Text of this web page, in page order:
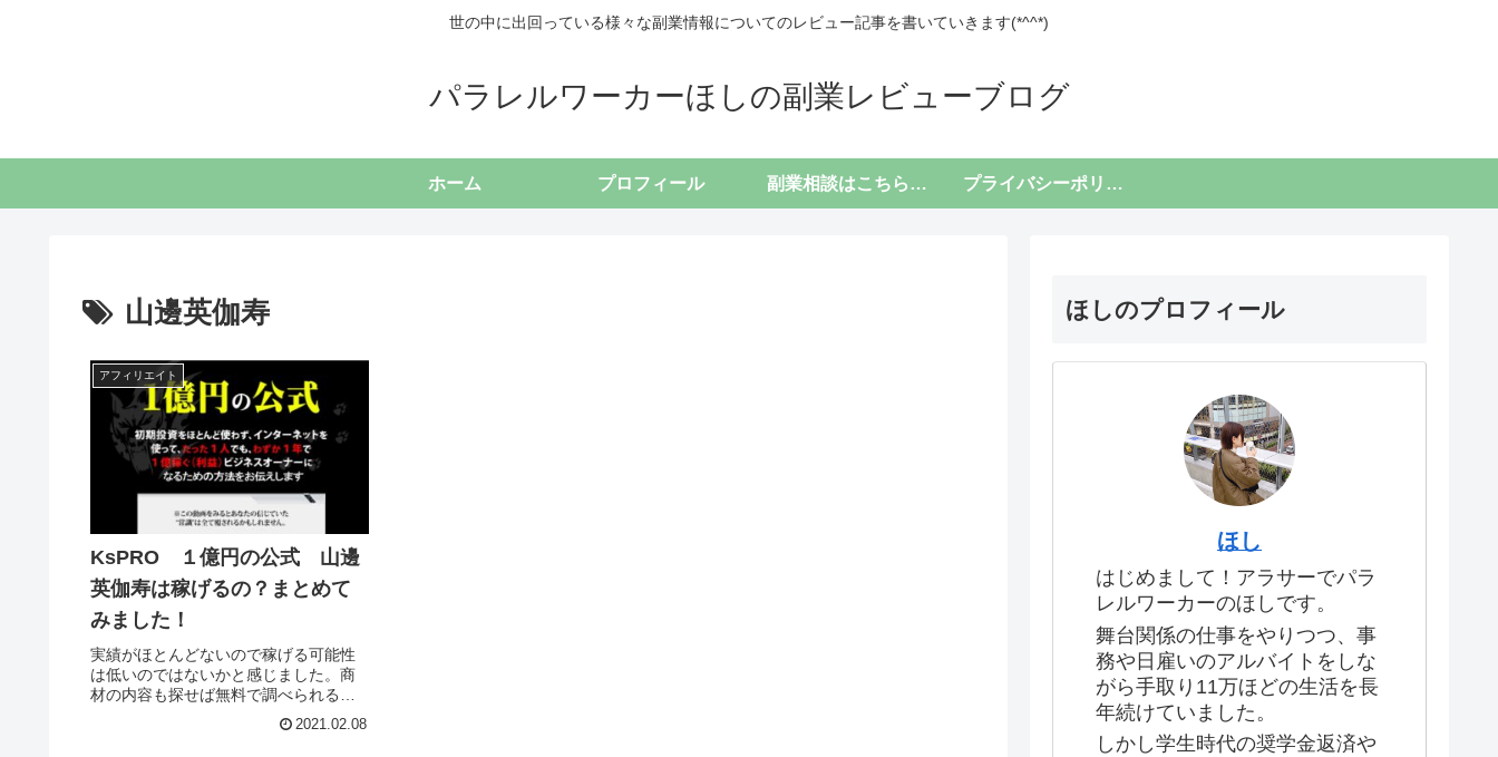
世の中に出回っている様々な副業情報についてのレビュー記事を書いていきます(*^^*)
パラレルワーカーほしの副業レビューブログ
ホーム プロフィール 副業相談はこちらから プライバシーポリシー
山邊英伽寿
アフィリエイト
KsPRO １億円の公式 山邊
英伽寿は稼げるの？まとめて
みました！
実績がほとんどないので稼げる可能性
は低いのではないかと感じました。商
材の内容も探せば無料で調べられるよ
うなものだと思うのでわざわざ購入す
る必要性はあまり感じません。よっ
2021.02.08
ほしのプロフィール
ほし
はじめまして！アラサーでパラ
レルワーカーのほしです。
舞台関係の仕事をやりつつ、事
務や日雇いのアルバイトをしな
がら手取り11万ほどの生活を長
年続けていました。
しかし学生時代の奨学金返済や